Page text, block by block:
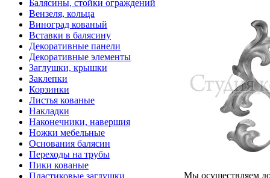
Балясины, стойки ограждений
Вензеля, кольца
Виноград кованый
Вставки в балясину
Декоративные панели
Декоративные элементы
Заглушки, крышки
Заклепки
Корзинки
Листья кованые
Накладки
Наконечники, навершия
Ножки мебельные
Основания балясин
Переходы на трубы
Пики кованые
Пластиковые заглушки
Мы осуществляем